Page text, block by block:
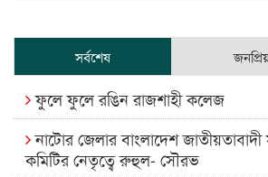
সর্বশেষ
ফুলে ফুলে রঙিন রাজশাহী কলেজ
নাটোর জেলার বাংলাদেশ
কমিটির নেতৃত্বে রুহুল- সৌরভ